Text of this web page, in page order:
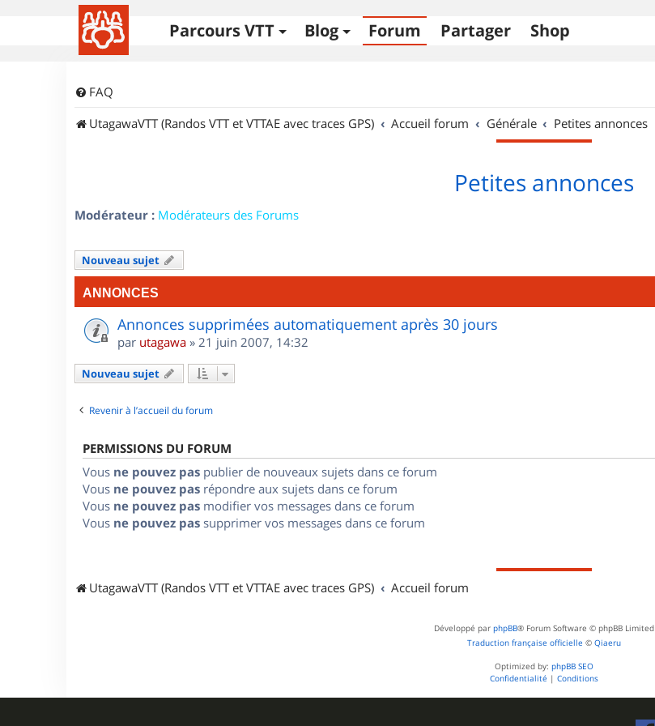
Parcours VTT Blog Forum Partager Shop
FAQ
UtagawaVTT (Randos VTT et VTTAE avec traces GPS)
Accueil forum Générale Petites annonces
Petites annonces
Modérateur : Modérateurs des Forums
Nouveau sujet
ANNONCES
Annonces supprimées automatiquement après 30 jours
par utagawa » 21 juin 2007, 14:32
Nouveau sujet
Revenir à l’accueil du forum
PERMISSIONS DU FORUM
Vous ne pouvez pas publier de nouveaux sujets dans ce forum
Vous ne pouvez pas répondre aux sujets dans ce forum
Vous ne pouvez pas modifier vos messages dans ce forum
Vous ne pouvez pas supprimer vos messages dans ce forum
UtagawaVTT (Randos VTT et VTTAE avec traces GPS) Accueil forum
Développé par phpBB® Forum Software © phpBB Limited
Traduction française officielle © Qiaeru
Optimized by: phpBB SEO
Confidentialité | Conditions